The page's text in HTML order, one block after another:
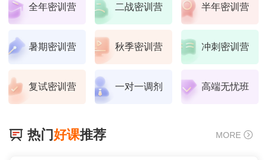
全年密训营 二战密训营 半年密训营
暑期密训营 秋季密训营 冲刺密训营
复试密训营 一对一调剂 高端无忧班
热门好课推荐 MORE